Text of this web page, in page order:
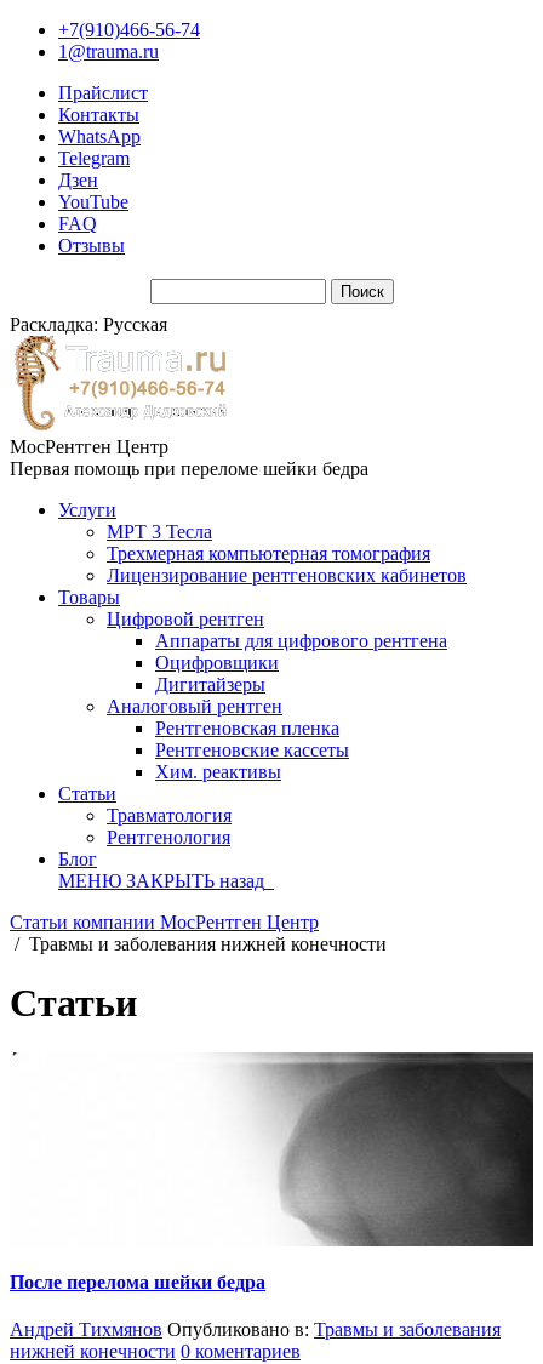
+7(910)466-56-74
1@trauma.ru
Прайслист
Контакты
WhatsApp
Telegram
Дзен
YouTube
FAQ
Отзывы
Раскладка: Русская
МосРентген Центр
Первая помощь при переломе шейки бедра
Услуги
МРТ 3 Тесла
Трехмерная компьютерная томография
Лицензирование рентгеновских кабинетов
Товары
Цифровой рентген
Аппараты для цифрового рентгена
Оцифровщики
Дигитайзеры
Аналоговый рентген
Рентгеновская пленка
Рентгеновские кассеты
Хим. реактивы
Статьи
Травматология
Рентгенология
Блог
МЕНЮ ЗАКРЫТЬ назад
Статьи компании МосРентген Центр
/ Травмы и заболевания нижней конечности
Статьи
После перелома шейки бедра
Андрей Тихмянов Опубликовано в: Травмы и заболевания
нижней конечности 0 коментариев